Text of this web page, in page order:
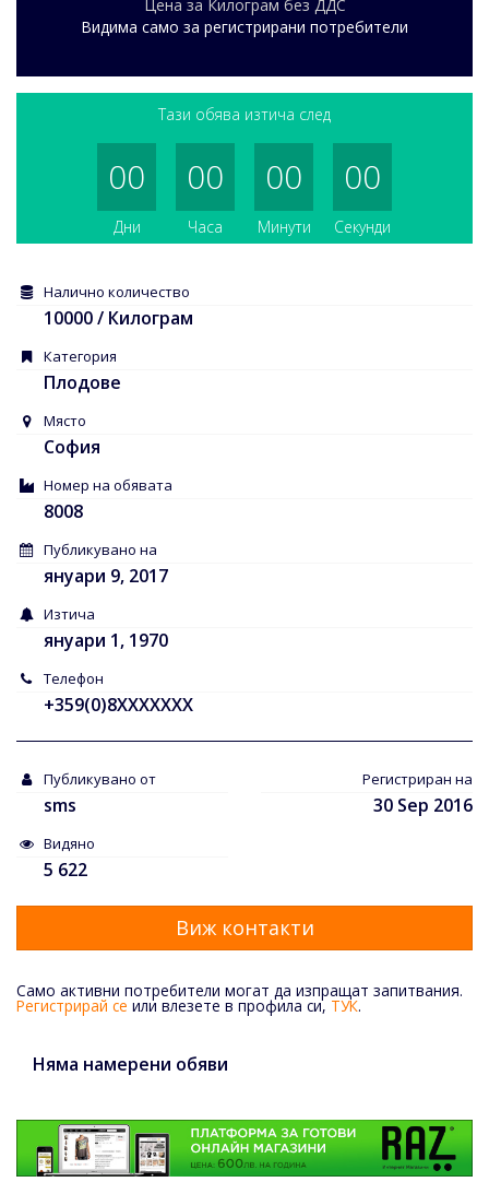
Цена за Килограм без ДДС
Видима само за регистрирани потребители
Тази обява изтича след
00
Дни
00
Часа
00
Минути
00
Секунди
Налично количество
10000 / Килограм
Категория
Плодове
Mясто
София
Номер на обявата
8008
Публикувано на
януари 9, 2017
Изтича
януари 1, 1970
Телефон
+359(0)8XXXXXXX
Публикувано от
sms
Видяно
5 622
Регистриран на
30 Sep 2016
Виж контакти
Само активни потребители могат да изпращат запитвания.
Регистрирай се или влезете в профила си, ТУК.
Няма намерени обяви